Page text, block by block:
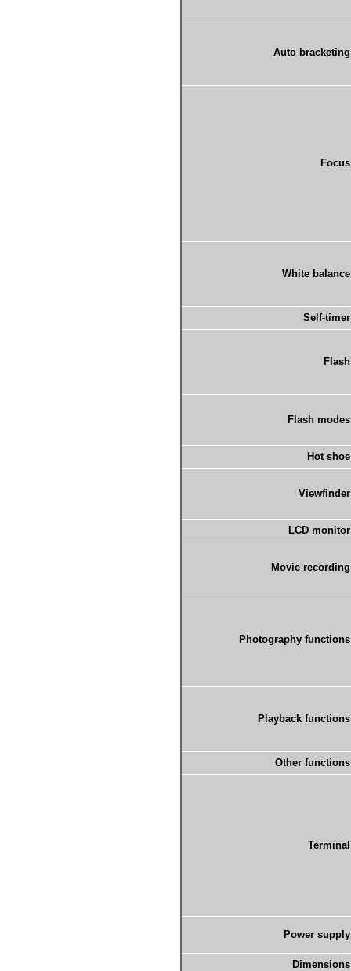
Auto bracketing
Focus
White balance
Self-timer
Flash
Flash modes
Hot shoe
Viewfinder
LCD monitor
Movie recording
Photography functions
Playback functions
Other functions
Terminal
Power supply
Dimensions